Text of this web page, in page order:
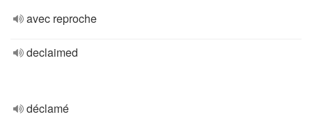
avec reproche
declaimed
déclamé